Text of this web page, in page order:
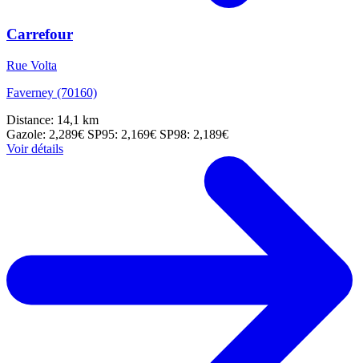
Carrefour
Rue Volta
Faverney (70160)
Distance: 14,1 km
Gazole: 2,289€ SP95: 2,169€ SP98: 2,189€
Voir détails